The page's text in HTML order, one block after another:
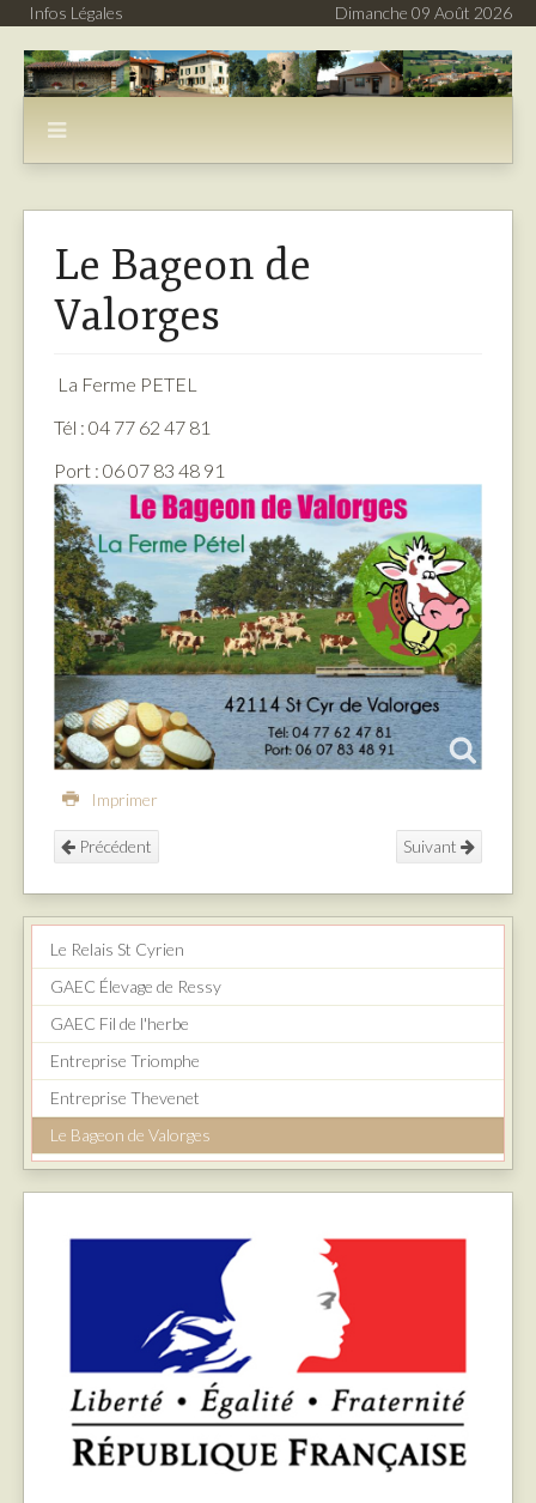
Infos Légales Dimanche 09 Août 2026
Le Bageon de
Valorges
La Ferme PETEL
Tél : 04 77 62 47 81
Port : 06 07 83 48 91
Imprimer
Précédent Suivant
Le Relais St Cyrien
GAEC Élevage de Ressy
GAEC Fil de l'herbe
Entreprise Triomphe
Entreprise Thevenet
Le Bageon de Valorges